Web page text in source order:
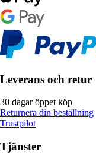
Leverans och retur
30 dagar öppet köp
Returnera din beställning
Trustpilot
Tjänster